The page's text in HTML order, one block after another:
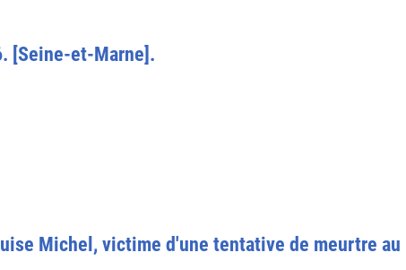
[Seine-et-Marne].
Michel, victime d'une tentative de meurtre au